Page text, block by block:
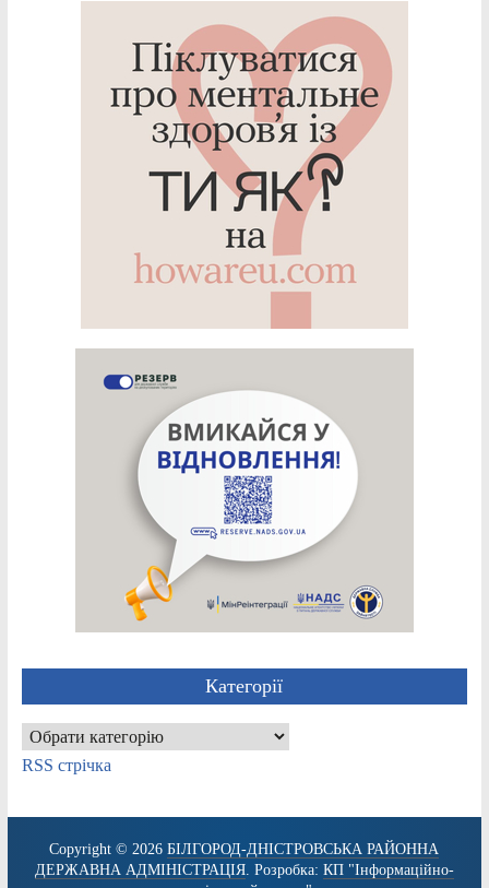
Категорії
Категорії
RSS стрічка
Copyright © 2026БІЛГОРОД-ДНІСТРОВСЬКА РАЙОННА
ДЕРЖАВНА АДМІНІСТРАЦІЯ. Розробка: КП "Інформаційно-